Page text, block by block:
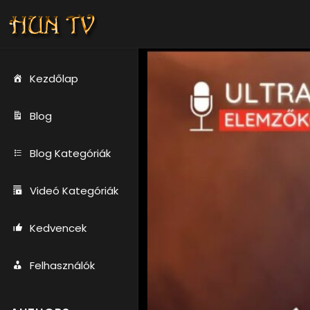
Kezdőlap
Blog
Blog Kategóriák
Videó Kategóriák
Kedvencek
Felhasználók